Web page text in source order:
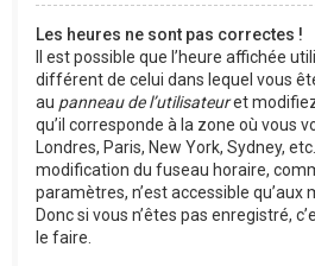
Les heures ne sont pas correctes !
Il est possible que l’heure affichée
différent de celui dans lequel vous
au panneau de l’utilisateuret
qu’il corresponde à la zone où vous
Londres, Paris, New York, Sydney,
modification du fuseau horaire,
paramètres, n’est accessible qu’aux
Donc si vous n’êtes pas enregistré,
le faire.